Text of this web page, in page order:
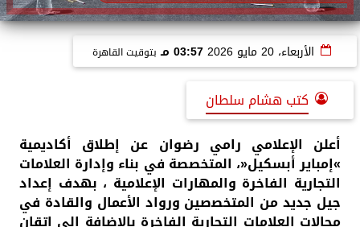
الأربعاء، 20 مايو 2026 03:57 مـ بتوقيت القاهرة
كتب هشام سلطان
أﻋﻠﻦ اﻹﻋﻼﻣﻲ راﻣﻲ رﺿﻮان ﻋﻦ إﻃﻼق أﻛﺎدﻳﻤﻴﺔ
»إﻣﺒﺎﻳﺮ أﺑﺴﻜﻴﻞ«، اﻟﻤﺘﺨﺼﺼﺔ ﻓﻲ ﺑﻨﺎء وإدارة اﻟﻌﻼﻣﺎت
اﻟﺘﺠﺎرﻳﺔ اﻟﻔﺎﺧﺮة واﻟﻤﻬﺎرات اﻹﻋﻼﻣﻴﺔ ، ﺑﻬﺪف إﻋﺪاد
ﺟﻴﻞ ﺟﺪﻳﺪ ﻣﻦ اﻟﻤﺘﺨﺼصين ورواد اﻷﻋﻤﺎل واﻟﻘﺎدة ﻓﻲ
ﻣﺠﺎﻻت اﻟﻌﻼﻣﺎت اﻟﺘﺠﺎرﻳﺔ اﻟﻔﺎﺧﺮة ﺑﺎﻹﺿﺎﻓﺔ إلي إﺗﻘﺎن